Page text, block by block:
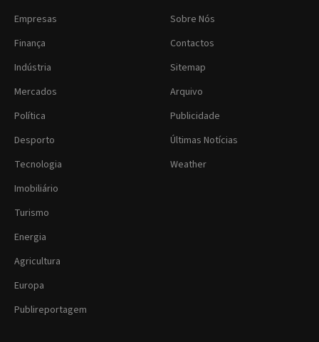
Empresas
Finança
Indústria
Mercados
Política
Desporto
Tecnologia
Imobiliário
Turismo
Energia
Agricultura
Europa
Publireportagem
Sobre Nós
Contactos
Sitemap
Arquivo
Publicidade
Últimas Notícias
Weather